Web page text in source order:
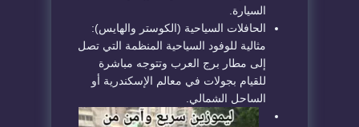
السيارة.
الحافلات السياحية (الكوستر والهايس):
مثالية للوفود السياحية المنظمة التي تصل
إلى مطار برج العرب وتتوجه مباشرة
للقيام بجولات في معالم الإسكندرية أو
الساحل الشمالي.